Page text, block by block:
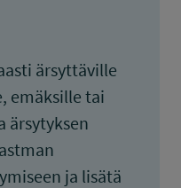
ärsyttäville
emäksille tai
ärsytyksen
ja lisätä